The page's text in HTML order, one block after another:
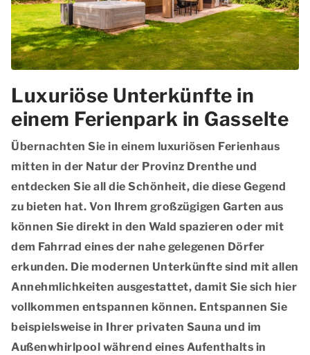
Luxuriöse Unterkünfte in
einem Ferienpark in Gasselte
Übernachten Sie in einem luxuriösen Ferienhaus
mitten in der Natur der Provinz Drenthe und
entdecken Sie all die Schönheit, die diese Gegend
zu bieten hat. Von Ihrem großzügigen Garten aus
können Sie direkt in den Wald spazieren oder mit
dem Fahrrad eines der nahe gelegenen Dörfer
erkunden. Die modernen Unterkünfte sind mit allen
Annehmlichkeiten ausgestattet, damit Sie sich hier
vollkommen entspannen können. Entspannen Sie
beispielsweise in Ihrer privaten Sauna und im
Außenwhirlpool während eines Aufenthalts in